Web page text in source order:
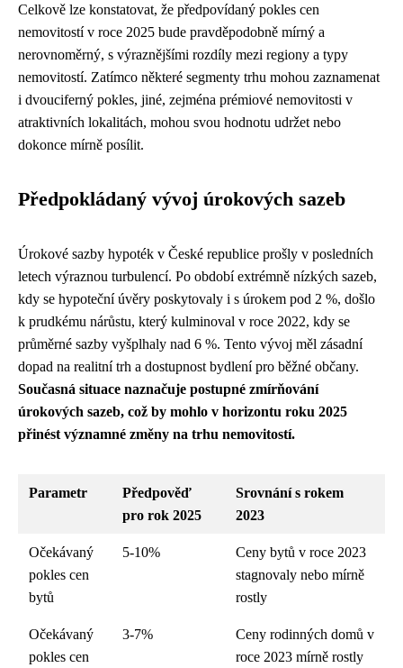
Celkově lze konstatovat, že předpovídaný pokles cen
nemovitostí v roce 2025 bude pravděpodobně mírný a
nerovnoměrný, s výraznějšími rozdíly mezi regiony a typy
nemovitostí. Zatímco některé segmenty trhu mohou zaznamenat
i dvouciferný pokles, jiné, zejména prémiové nemovitosti v
atraktivních lokalitách, mohou svou hodnotu udržet nebo
dokonce mírně posílit.
Předpokládaný vývoj úrokových sazeb
Úrokové sazby hypoték v České republice prošly v posledních
letech výraznou turbulencí. Po období extrémně nízkých sazeb,
kdy se hypoteční úvěry poskytovaly i s úrokem pod 2 %, došlo
k prudkému nárůstu, který kulminoval v roce 2022, kdy se
průměrné sazby vyšplhaly nad 6 %. Tento vývoj měl zásadní
dopad na realitní trh a dostupnost bydlení pro běžné občany.
Současná situace naznačuje postupné zmírňování
úrokových sazeb, což by mohlo v horizontu roku 2025
přinést významné změny na trhu nemovitostí.
Parametr
Předpověď
pro rok 2025
Srovnání s rokem
2023
Očekávaný
pokles cen
bytů
5-10%
Ceny bytů v roce 2023
stagnovaly nebo mírně
rostly
Očekávaný
pokles cen
3-7%
Ceny rodinných domů v
roce 2023 mírně rostly